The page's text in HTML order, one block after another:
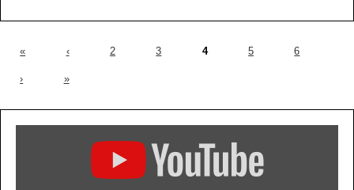
« ‹ 2 3 4 5 6
› »